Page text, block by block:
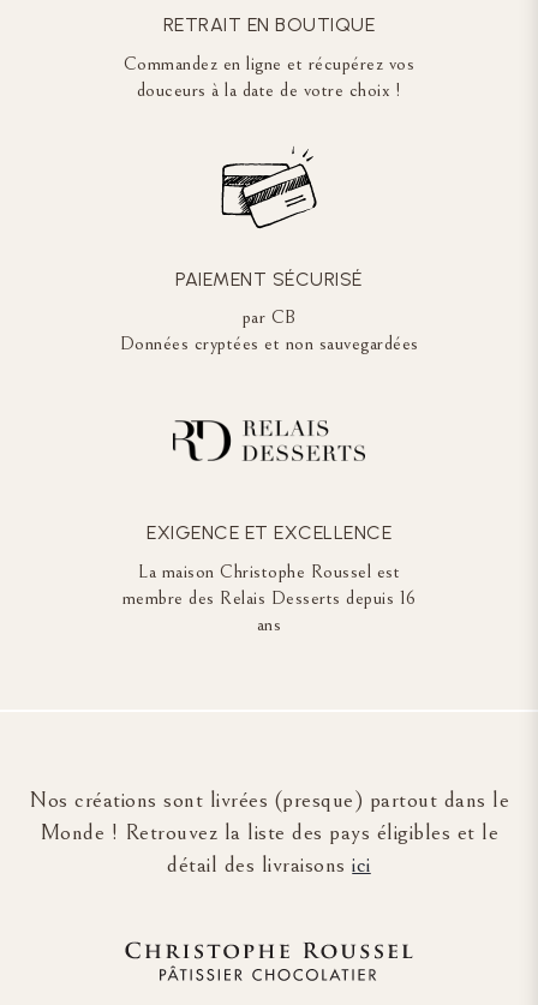
RETRAIT EN BOUTIQUE
Commandez en ligne et récupérez vos
douceurs à la date de votre choix !
PAIEMENT SÉCURISÉ
par CB
Données cryptées et non sauvegardées
EXIGENCE ET EXCELLENCE
La maison Christophe Roussel est
membre des Relais Desserts depuis 16
ans
Nos créations sont livrées (presque) partout dans le
Monde ! Retrouvez la liste des pays éligibles et le
détail des livraisonsici